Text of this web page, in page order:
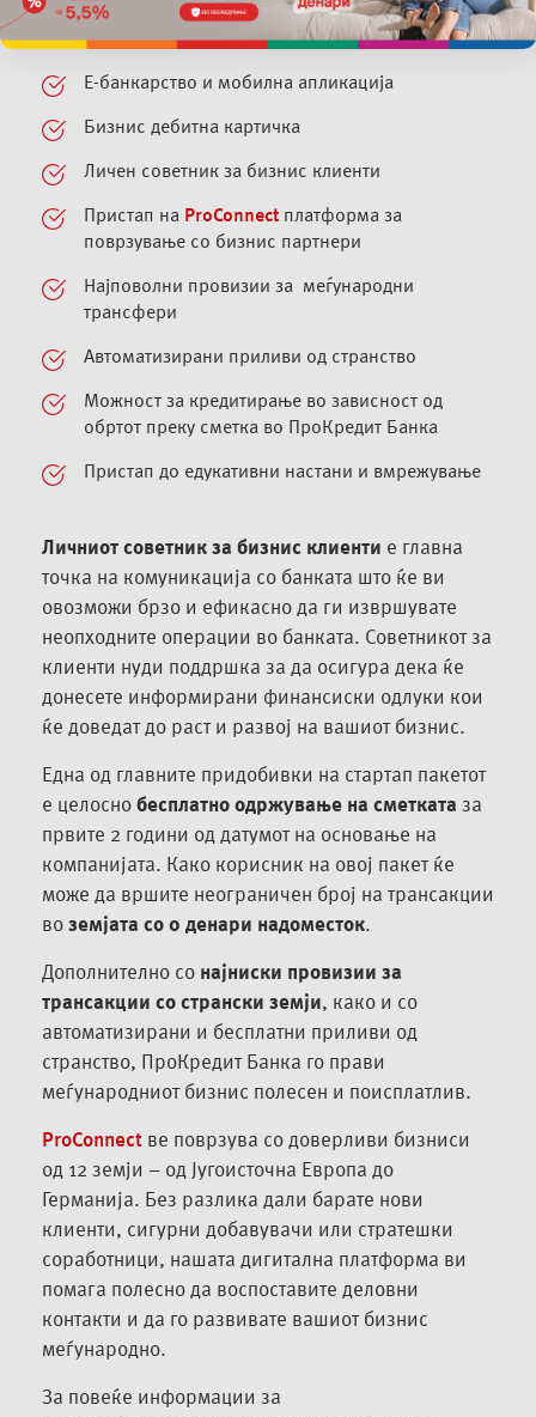
Бесплатно одржување сметка и трансакции во
земјата за првите 2 години
Е-банкарство и мобилна апликација
Бизнис дебитна картичка
Личен советник за бизнис клиенти
Пристап на ProConnect платформа за
поврзување со бизнис партнери
Најповолни провизии за меѓународни
трансфери
Автоматизирани приливи од странство
Можност за кредитирање во зависност од
обртот преку сметка во ПроКредит Банка
Пристап до едукативни настани и вмрежување
Личниот советник за бизнис клиенти e главна
точка на комуникација со банката што ќе ви
овозможи брзо и ефикасно да ги извршувате
неопходните операции во банката. Советникот за
клиенти нуди поддршка за да осигура дека ќе
донесете информирани финансиски одлуки кои
ќе доведат до раст и развој на вашиот бизнис.
Една од главните придобивки на стартап пакетот
е целосно бесплатно одржување на сметката за
првите 2 години од датумот на основање на
компанијата. Како корисник на овој пакет ќе
може да вршите неограничен број на трансакции
во земјата со 0 денари надоместок.
Дополнително со најниски провизии за
трансакции со странски земји, како и со
автоматизирани и бесплатни приливи од
странство, ПроКредит Банка го прави
меѓународниот бизнис полесен и поисплатлив.
ProConnect ве поврзува со доверливи бизниси
од 12 земји – од Југоисточна Европа до
Германија. Без разлика дали барате нови
клиенти, сигурни добавувачи или стратешки
соработници, нашата дигитална платформа ви
помага полесно да воспоставите деловни
контакти и да го развивате вашиот бизнис
меѓународно.
За повеќе информации за